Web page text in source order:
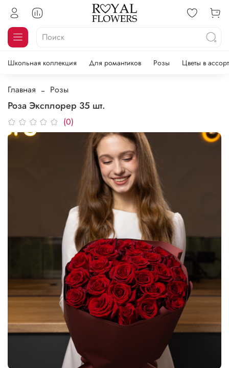
Школьная коллекция Для романтиков Розы Цветы в
Главная Розы
Роза Эксплорер 35 шт.
(0)